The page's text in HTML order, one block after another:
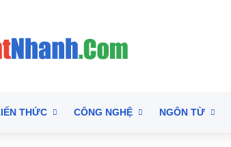
THỨC CÔNG NGHỆ NGÔN TỪ